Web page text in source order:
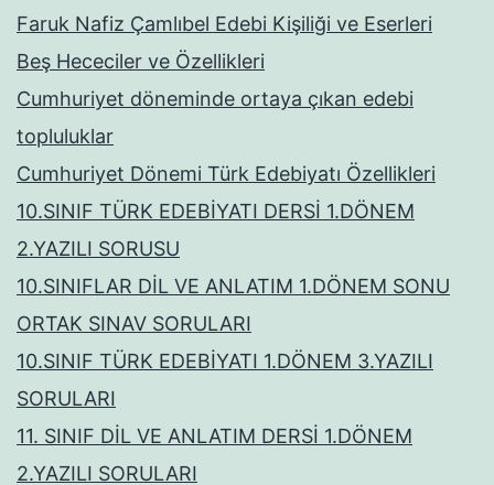
Faruk Nafiz Çamlıbel Edebi Kişiliği ve Eserleri
Beş Hececiler ve Özellikleri
Cumhuriyet döneminde ortaya çıkan edebi
topluluklar
Cumhuriyet Dönemi Türk Edebiyatı Özellikleri
10.SINIF TÜRK EDEBİYATI DERSİ 1.DÖNEM
2.YAZILI SORUSU
10.SINIFLAR DİL VE ANLATIM 1.DÖNEM SONU
ORTAK SINAV SORULARI
10.SINIF TÜRK EDEBİYATI 1.DÖNEM 3.YAZILI
SORULARI
11. SINIF DİL VE ANLATIM DERSİ 1.DÖNEM
2.YAZILI SORULARI